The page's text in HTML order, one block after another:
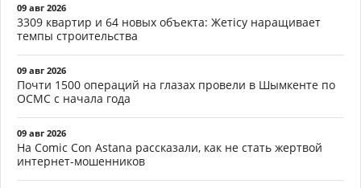
09 авг 2026
3309 квартир и 64 новых объекта: Жетісу наращивает
темпы строительства
09 авг 2026
Почти 1500 операций на глазах провели в Шымкенте по
ОСМС с начала года
09 авг 2026
На Comic Con Astana рассказали, как не стать жертвой
интернет-мошенников